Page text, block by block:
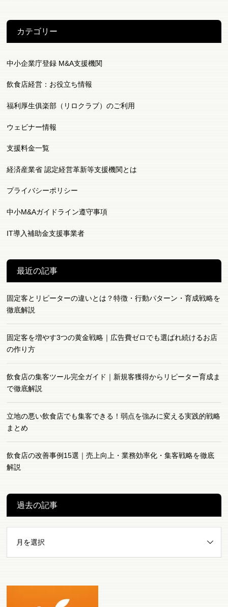
カテゴリー
中小企業庁登録 M&A支援機関
飲食店経営：お役立ち情報
福利厚生俱楽部（リロクラブ）のご利用
ウェビナー情報
支援料金一覧
経済産業省 認定経営革新等支援機関とは
プライバシーポリシー
中小M&Aガイドライン遵守事項
IT導入補助金支援事業者
最近の記事
固定客とリピーターの違いとは？特徴・行動パターン・育成戦略を
徹底解説
固定客を増やす3つの黄金戦略｜広告費ゼロでも選ばれ続けるお店
の作り方
飲食店の集客ツール完全ガイド｜新規客獲得からリピーター育成ま
で徹底解説
立地の悪い飲食店でも集客できる！弱点を強みに変える実践的戦略
まとめ
飲食店の改善事例15選｜売上向上・業務効率化・集客戦略を徹底
解説
過去の記事